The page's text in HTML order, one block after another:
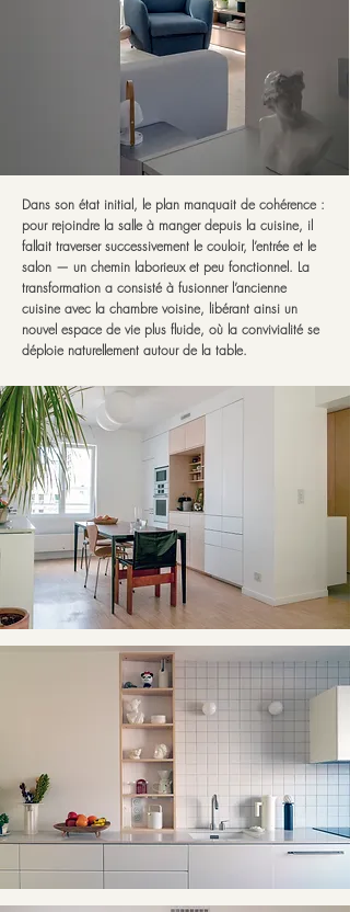
Dans son état initial, le plan manquait de cohérence :
pour rejoindre la salle à manger depuis la cuisine, il
fallait traverser successivement le couloir, l’entrée et le
salon — un chemin laborieux et peu fonctionnel. La
transformation a consisté à fusionner l’ancienne
cuisine avec la chambre voisine, libérant ainsi un
nouvel espace de vie plus fluide, où la convivialité se
déploie naturellement autour de la table.